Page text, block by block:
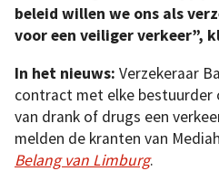
beleid willen we ons als
voor een veiliger verkeer”,
In het nieuws: Verzekeraar
contract met elke bestuurder
van drank of drugs een
melden de kranten van
Belang van Limburg.